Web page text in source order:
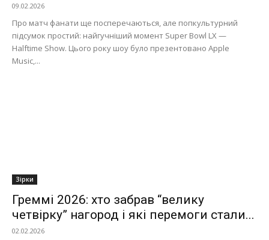
09.02.2026
Про матч фанати ще посперечаються, але попкультурний
підсумок простий: найгучніший момент Super Bowl LX —
Halftime Show. Цього року шоу було презентовано Apple
Music,...
Зірки
Греммі 2026: хто забрав “велику
четвірку” нагород і які перемоги стали...
02.02.2026